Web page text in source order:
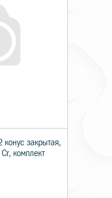
конус закрытая,
комплект